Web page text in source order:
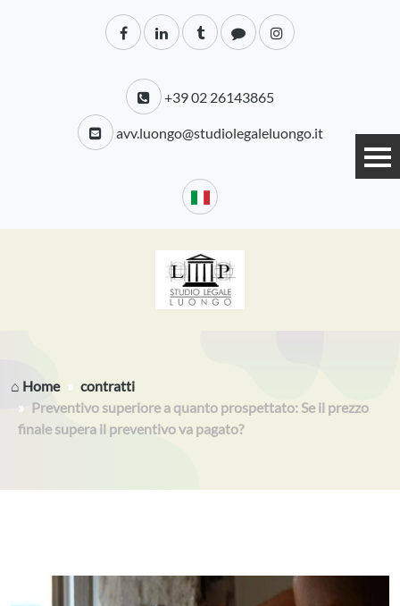
+39 02 26143865
avv.luongo@studiolegaleluongo.it
⌂ Home
contratti
Preventivo superiore a quanto prospettato: Se il prezzo
finale supera il preventivo va pagato?